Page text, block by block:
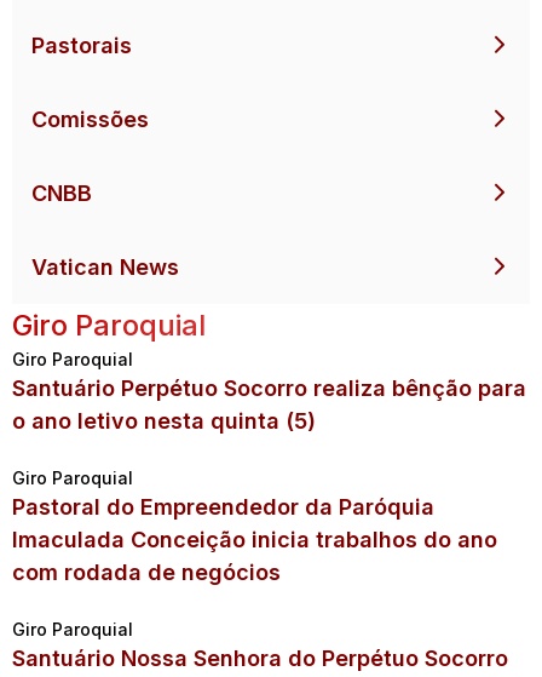
Pastorais
Comissões
CNBB
Vatican News
Giro Paroquial
Giro Paroquial
Santuário Perpétuo Socorro realiza bênção para
o ano letivo nesta quinta (5)
Giro Paroquial
Pastoral do Empreendedor da Paróquia
Imaculada Conceição inicia trabalhos do ano
com rodada de negócios
Giro Paroquial
Santuário Nossa Senhora do Perpétuo Socorro